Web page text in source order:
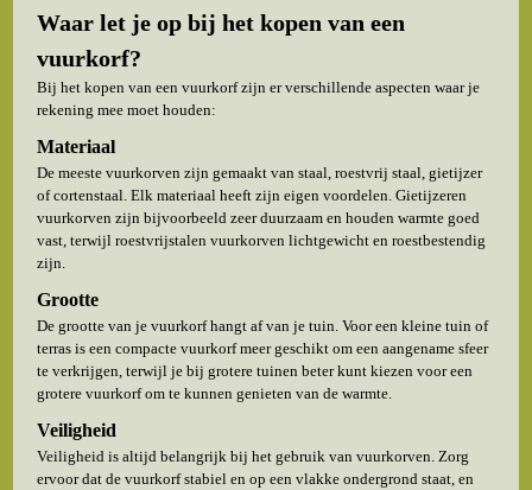
Waar let je op bij het kopen van een
vuurkorf?
Bij het kopen van een vuurkorf zijn er verschillende aspecten waar je
rekening mee moet houden:
Materiaal
De meeste vuurkorven zijn gemaakt van staal, roestvrij staal, gietijzer
of cortenstaal. Elk materiaal heeft zijn eigen voordelen. Gietijzeren
vuurkorven zijn bijvoorbeeld zeer duurzaam en houden warmte goed
vast, terwijl roestvrijstalen vuurkorven lichtgewicht en roestbestendig
zijn.
Grootte
De grootte van je vuurkorf hangt af van je tuin. Voor een kleine tuin of
terras is een compacte vuurkorf meer geschikt om een aangename sfeer
te verkrijgen, terwijl je bij grotere tuinen beter kunt kiezen voor een
grotere vuurkorf om te kunnen genieten van de warmte.
Veiligheid
Veiligheid is altijd belangrijk bij het gebruik van vuurkorven. Zorg
ervoor dat de vuurkorf stabiel en op een vlakke ondergrond staat, en